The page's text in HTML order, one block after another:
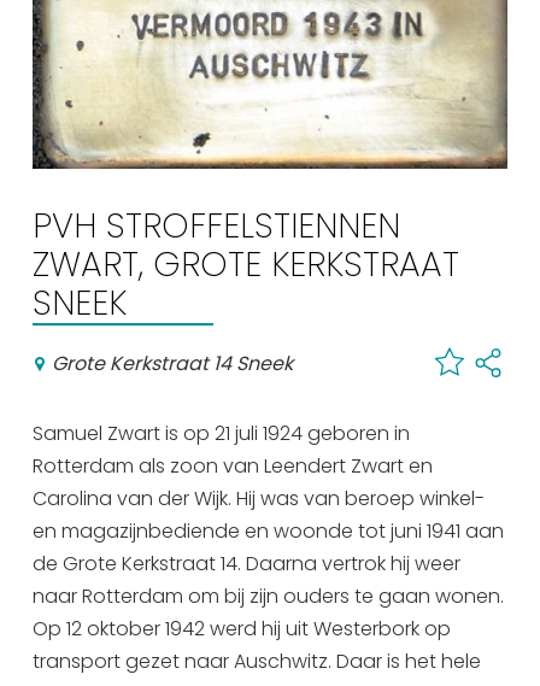
En meer
Arrangementen
Jouw Sneek
Other languages
UITagenda
Routes
Veel bezochte pagina's:
Top 10 leuke dingen
Vakantie vieren in Sneek
Uitgaan in Sneek
Overnachten in Sneek
Citygame Escapegame Sneek
Webcams
PVH STROFFELSTIENNEN
ZWART, GROTE KERKSTRAAT
SNEEK
Grote Kerkstraat 14 Sneek
Samuel Zwart is op 21 juli 1924 geboren in
Rotterdam als zoon van Leendert Zwart en
Carolina van der Wijk. Hij was van beroep winkel-
en magazijnbediende en woonde tot juni 1941 aan
de Grote Kerkstraat 14. Daarna vertrok hij weer
naar Rotterdam om bij zijn ouders te gaan wonen.
Op 12 oktober 1942 werd hij uit Westerbork op
transport gezet naar Auschwitz. Daar is het hele